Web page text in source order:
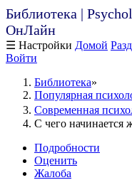
Библиотека |
ОнЛайн
☰ Настройки Домой
Войти
Библиотека
Популярная
Современная
С чего начинается
Подробности
Оценить
Жалоба